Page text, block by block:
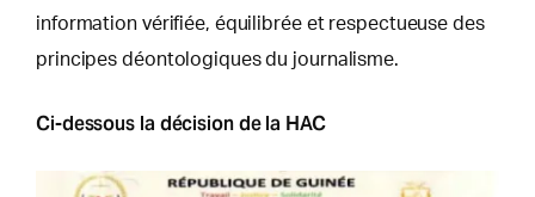
information vérifiée, équilibrée et respectueuse des
principes déontologiques du journalisme.
Ci-dessous la décision de la HAC